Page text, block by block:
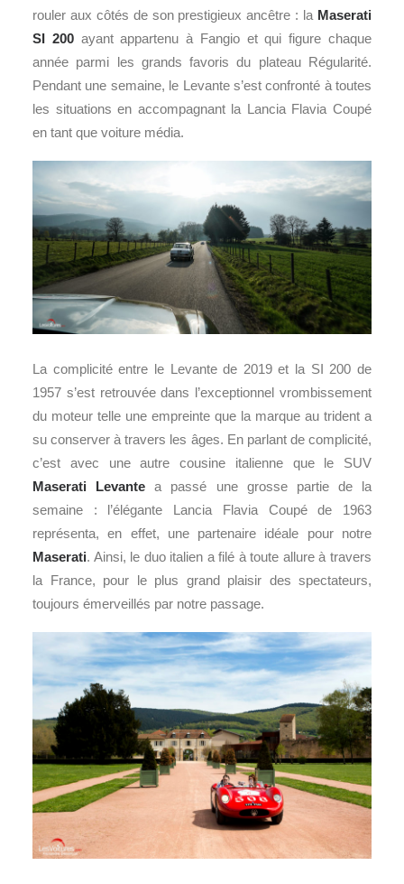
rouler aux côtés de son prestigieux ancêtre : la Maserati
SI 200ayant appartenu à Fangio et qui figure chaque
année parmi les grands favoris du plateau Régularité.
Pendant une semaine, le Levante s’est confronté à toutes
les situations en accompagnant la Lancia Flavia Coupé
en tant que voiture média.
La complicité entre le Levante de 2019 et la SI 200 de
1957 s’est retrouvée dans l’exceptionnel vrombissement
du moteur telle une empreinte que la marque au trident a
su conserver à travers les âges. En parlant de complicité,
c’est avec une autre cousine italienne que le SUV
Maserati Levante a passé une grosse partie de la
semaine : l’élégante Lancia Flavia Coupé de 1963
représenta, en effet, une partenaire idéale pour notre
Maserati. Ainsi, le duo italien a filé à toute allure à travers
la France, pour le plus grand plaisir des spectateurs,
toujours émerveillés par notre passage.